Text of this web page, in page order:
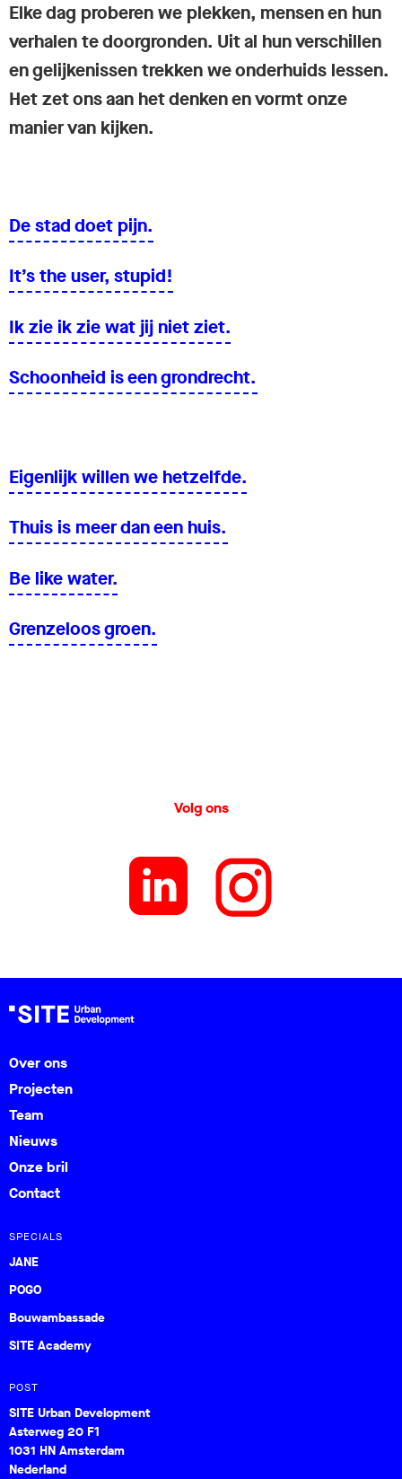
Elke dag proberen we plekken, mensen en hun
verhalen te doorgronden. Uit al hun verschillen
en gelijkenissen trekken we onderhuids lessen.
Het zet ons aan het denken en vormt onze
manier van kijken.
De stad doet pijn.
It’s the user, stupid!
Ik zie ik zie wat jij niet ziet.
Schoonheid is een grondrecht.
Eigenlijk willen we hetzelfde.
Thuis is meer dan een huis.
Be like water.
Grenzeloos groen.
Volg ons
Over ons
Projecten
Team
Nieuws
Onze bril
Contact
SPECIALS
JANE
POGO
Bouwambassade
SITE Academy
POST
SITE Urban Development
Asterweg 20 F1
1031 HN Amsterdam
Nederland